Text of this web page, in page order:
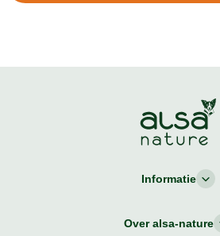
Informatie
Over alsa-nature